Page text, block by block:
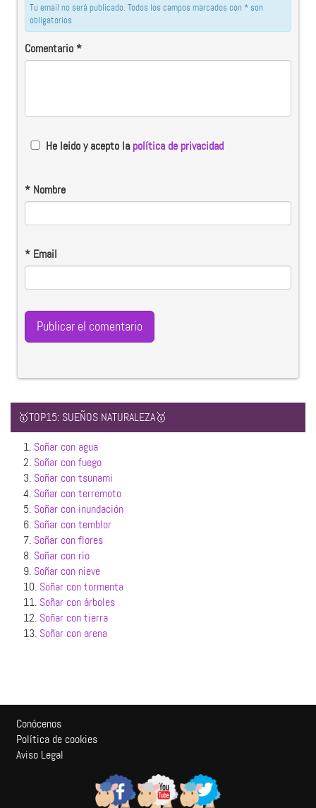
Tu email no será publicado. Todos los campos marcados con * son
obligatorios
Comentario*
He leido y acepto la política de privacidad
* Nombre
* Email
🥇TOP15: SUEÑOS NATURALEZA🥇
1. Soñar con agua
2. Soñar con fuego
3. Soñar con tsunami
4. Soñar con terremoto
5. Soñar con inundación
6. Soñar con temblor
7. Soñar con flores
8. Soñar con río
9. Soñar con nieve
10. Soñar con tormenta
11. Soñar con árboles
12. Soñar con tierra
13. Soñar con arena
Conócenos
Política de cookies
Aviso Legal